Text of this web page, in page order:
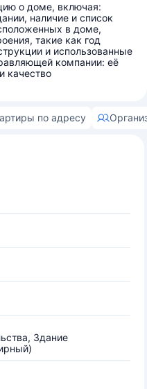
о доме, включая:
наличие и список
в доме,
такие как год
и использованные
компании: её
качество
по адресу
Здание